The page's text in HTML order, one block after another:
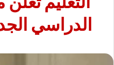
الدراسي الجديد